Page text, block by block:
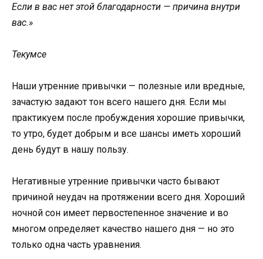
Если в вас нет этой благодарности — причина внутри
вас.»
Текумсе
Наши утренние привычки — полезные или вредные,
зачастую задают тон всего нашего дня. Если мы
практикуем после пробуждения хорошие привычки,
то утро, будет добрым и все шансы иметь хороший
день будут в нашу пользу.
Негативные утренние привычки часто бывают
причиной неудач на протяжении всего дня. Хороший
ночной сон имеет первостепенное значение и во
многом определяет качество нашего дня — но это
только одна часть уравнения.